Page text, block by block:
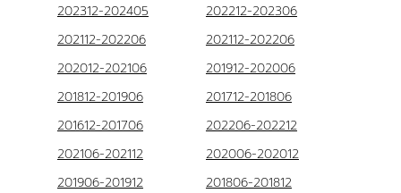
202312-202405
202212-202306
202112-202206
202112-202206
202012-202106
201912-202006
201812-201906
201712-201806
201612-201706
202206-202212
202106-202112
202006-202012
201906-201912
201806-201812